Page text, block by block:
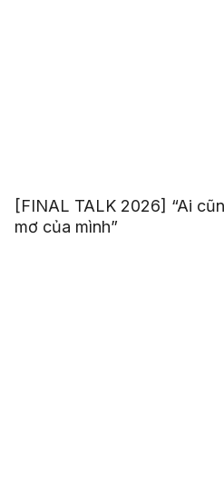
[FINAL TALK 2026] “Ai
mơ của mình”